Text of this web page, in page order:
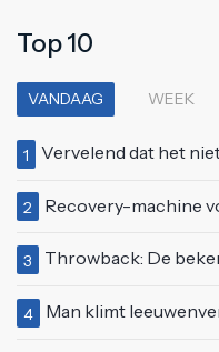
Top 10
VANDAAG WEEK
1 Vervelend dat het
2 Recovery-machine voelt
3 Throwback: De bekende
4 Man klimt leeuwenverblijf in